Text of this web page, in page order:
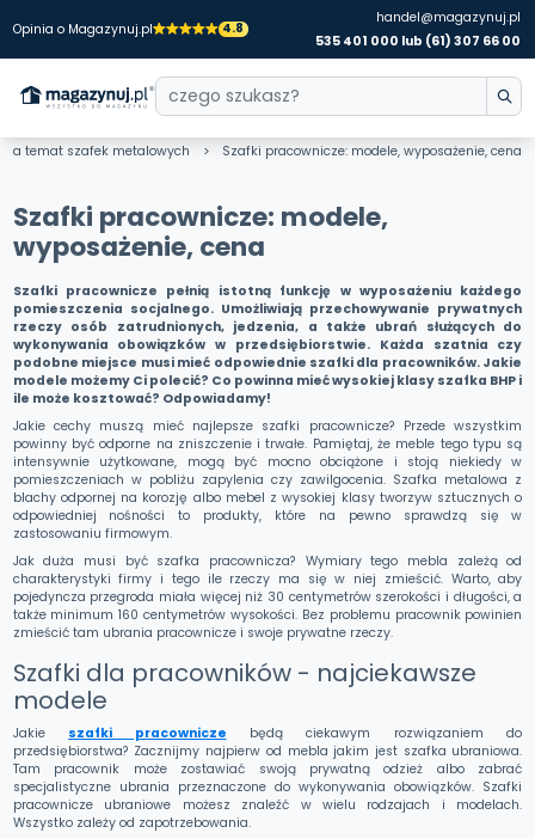
Opinia o Magazynuj.pl 4.8
handel@magazynuj.pl
535 401 000 lub (61) 307 66 00
na temat szafek metalowych Szafki pracownicze: modele, wyposażenie, cena
Szafki pracownicze: modele,
wyposażenie, cena
Szafki pracownicze pełnią istotną funkcję w wyposażeniu każdego
pomieszczenia socjalnego. Umożliwiają przechowywanie prywatnych
rzeczy osób zatrudnionych, jedzenia, a także ubrań służących do
wykonywania obowiązków w przedsiębiorstwie. Każda szatnia czy
podobne miejsce musi mieć odpowiednie szafki dla pracowników. Jakie
modele możemy Ci polecić? Co powinna mieć wysokiej klasy szafka BHP i
ile może kosztować? Odpowiadamy!
Jakie cechy muszą mieć najlepsze szafki pracownicze? Przede wszystkim
powinny być odporne na zniszczenie i trwałe. Pamiętaj, że meble tego typu są
intensywnie użytkowane, mogą być mocno obciążone i stoją niekiedy w
pomieszczeniach w pobliżu zapylenia czy zawilgocenia. Szafka metalowa z
blachy odpornej na korozję albo mebel z wysokiej klasy tworzyw sztucznych o
odpowiedniej nośności to produkty, które na pewno sprawdzą się w
zastosowaniu firmowym.
Jak duża musi być szafka pracownicza? Wymiary tego mebla zależą od
charakterystyki firmy i tego ile rzeczy ma się w niej zmieścić. Warto, aby
pojedyncza przegroda miała więcej niż 30 centymetrów szerokości i długości, a
także minimum 160 centymetrów wysokości. Bez problemu pracownik powinien
zmieścić tam ubrania pracownicze i swoje prywatne rzeczy.
Szafki dla pracowników - najciekawsze
modele
Jakie szafki pracownicze będą ciekawym rozwiązaniem do
przedsiębiorstwa? Zacznijmy najpierw od mebla jakim jest szafka ubraniowa.
Tam pracownik może zostawiać swoją prywatną odzież albo zabrać
specjalistyczne ubrania przeznaczone do wykonywania obowiązków. Szafki
pracownicze ubraniowe możesz znaleźć w wielu rodzajach i modelach.
Wszystko zależy od zapotrzebowania.